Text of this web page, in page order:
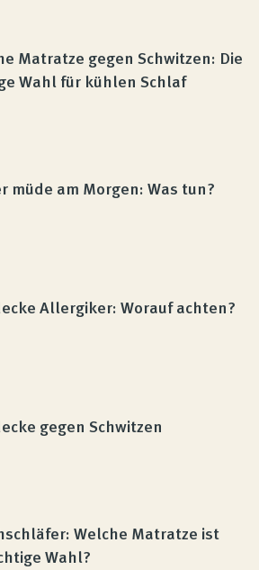
Matratze gegen Schwitzen: Die
Wahl für kühlen Schlaf
müde am Morgen: Was tun?
Allergiker: Worauf achten?
gegen Schwitzen
Welche Matratze ist
Wahl?